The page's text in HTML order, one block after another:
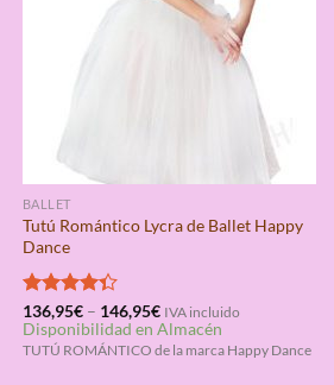
BALLET
Tutú Romántico Lycra de Ballet Happy
Dance
Valorado
con4.33
de 5
136,95€– 146,95€ IVA incluido
Disponibilidad en Almacén
TUTÚ ROMÁNTICO de la marca Happy Dance